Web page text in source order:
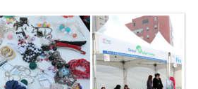
사
유
하
기
크
게
변
경
하
기
경
하